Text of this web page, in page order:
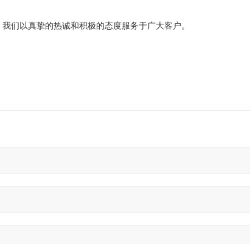
以真挚的热诚和积极的态度服务于广大客户。